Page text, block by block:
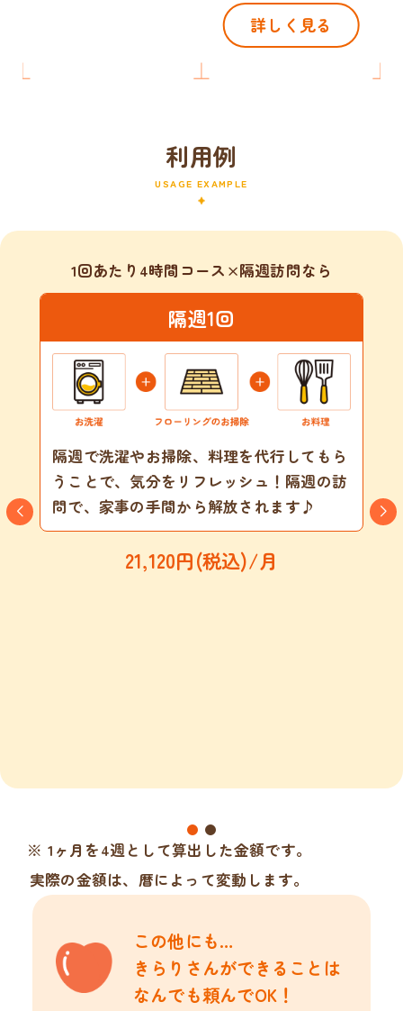
詳しく見る
利用例
USAGE EXAMPLE
1回あたり4時間コース×隔週訪問なら
隔週1回
隔週で洗濯やお掃除、料理を代行してもら
うことで、気分をリフレッシュ！隔週の訪
問で、家事の手間から解放されます♪
21,120円(税込)/月
※ 1ヶ月を4週として算出した金額です。
実際の金額は、暦によって変動します。
この他にも…
きらりさんができることは
なんでも頼んでOK！